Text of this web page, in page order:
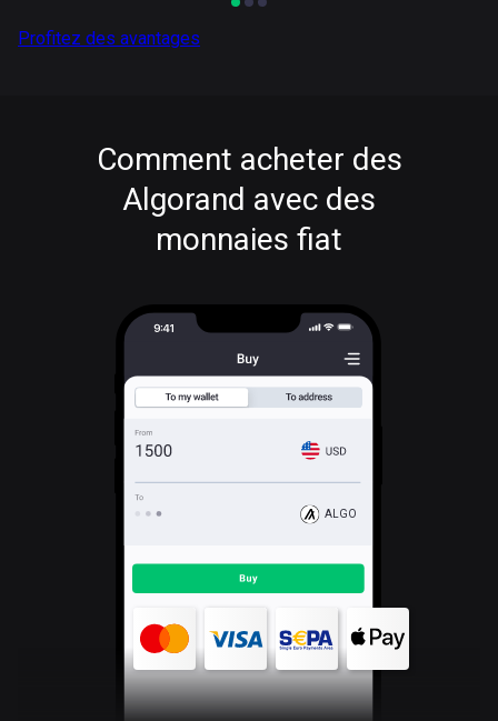
Profitez des avantages
Comment acheter des
Algorand avec des
monnaies fiat
ALGO